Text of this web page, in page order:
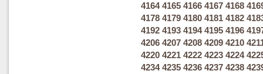
4164 4165 4166 4167 4168
4178 4179 4180 4181 4182
4192 4193 4194 4195 4196
4206 4207 4208 4209 4210
4220 4221 4222 4223 4224
4234 4235 4236 4237 4238